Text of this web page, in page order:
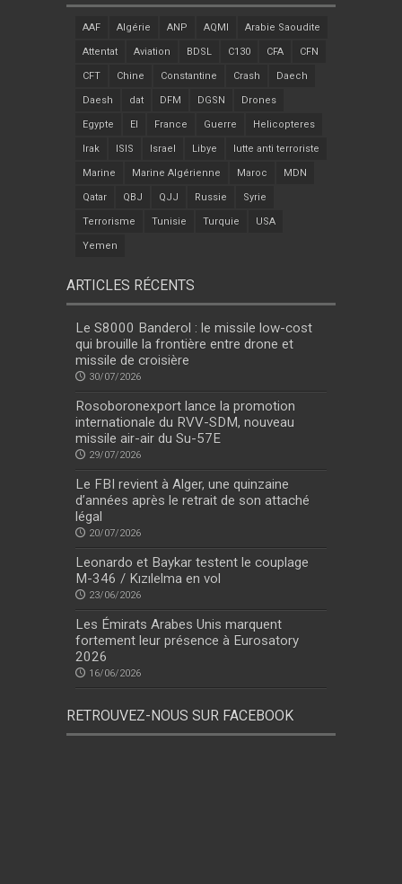
AAF Algérie ANP AQMI Arabie Saoudite
Attentat Aviation BDSL C130 CFA CFN
CFT Chine Constantine Crash Daech
Daesh dat DFM DGSN Drones
Egypte EI France Guerre Helicopteres
Irak ISIS Israel Libye lutte anti terroriste
Marine Marine Algérienne Maroc MDN
Qatar QBJ QJJ Russie Syrie
Terrorisme Tunisie Turquie USA
Yemen
ARTICLES RÉCENTS
Le S8000 Banderol : le missile low-cost
qui brouille la frontière entre drone et
missile de croisière
30/07/2026
Rosoboronexport lance la promotion
internationale du RVV-SDM, nouveau
missile air-air du Su-57E
29/07/2026
Le FBI revient à Alger, une quinzaine
d’années après le retrait de son attaché
légal
20/07/2026
Leonardo et Baykar testent le couplage
M-346 / Kızılelma en vol
23/06/2026
Les Émirats Arabes Unis marquent
fortement leur présence à Eurosatory
2026
16/06/2026
RETROUVEZ-NOUS SUR FACEBOOK